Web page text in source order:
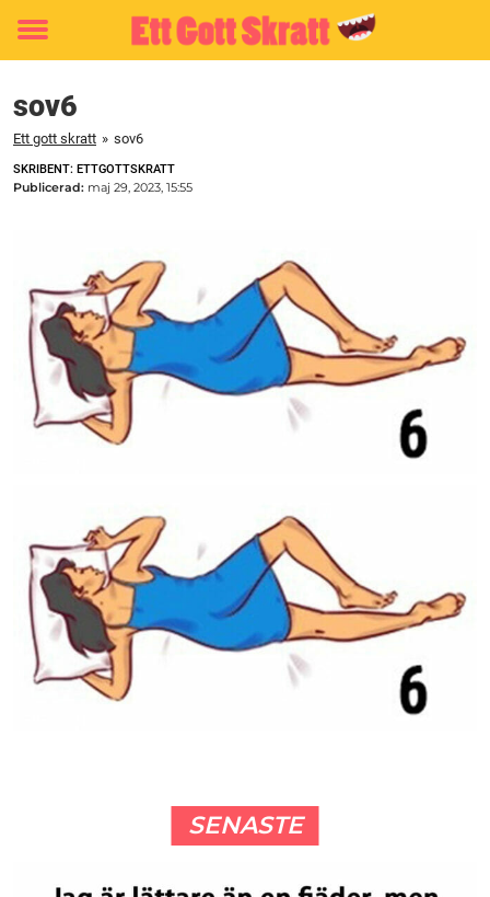
Toggle
sov6
Ett gott skratt » sov6
SKRIBENT: ETTGOTTSKRATT
Publicerad: maj 29, 2023, 15:55
SENASTE